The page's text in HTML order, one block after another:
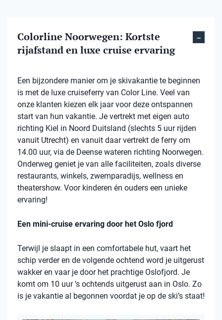
Colorline Noorwegen: Kortste
rijafstand en luxe cruise ervaring
Een bijzondere manier om je skivakantie te beginnen
is met de luxe cruiseferry van Color Line. Veel van
onze klanten kiezen elk jaar voor deze ontspannen
start van hun vakantie. Je vertrekt met eigen auto
richting Kiel in Noord Duitsland (slechts 5 uur rijden
vanuit Utrecht) en vanuit daar vertrekt de ferry om
14.00 uur, via de Deense wateren richting Noorwegen.
Onderweg geniet je van alle faciliteiten, zoals diverse
restaurants, winkels, zwemparadijs, wellness en
theatershow. Voor kinderen én ouders een unieke
ervaring!
Een mini-cruise ervaring door het Oslo fjord
Terwijl je slaapt in een comfortabele hut, vaart het
schip verder en de volgende ochtend word je uitgerust
wakker en vaar je door het prachtige Oslofjord. Je
komt om 10 uur ’s ochtends uitgerust aan in Oslo. Zo
is je vakantie al begonnen voordat je op de ski’s staat!